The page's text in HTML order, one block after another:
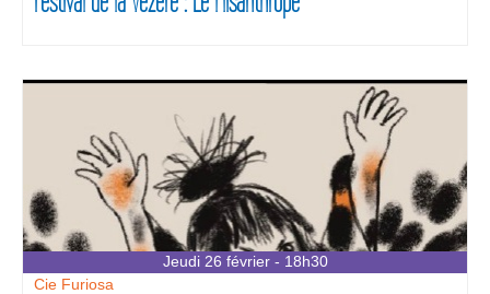
Jeudi 26 février - 18h30
Cie Furiosa